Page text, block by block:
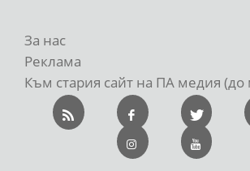
За нас
Реклама
Към стария сайт на ПА медия (до